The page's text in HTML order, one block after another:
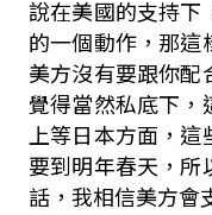
說在美國的支持下
的一個動作，那這
美方沒有要跟你配
覺得當然私底下，
上等日本方面，
要到明年春天，所
話，我相信美方會